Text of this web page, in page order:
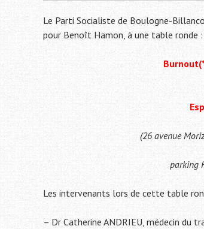
Le Parti Socialiste de Boulogne-
pour Benoît Hamon, à une table ronde :
(26 avenue
parking
Les intervenants lors de cette table
– Dr Catherine ANDRIEU, médecin du